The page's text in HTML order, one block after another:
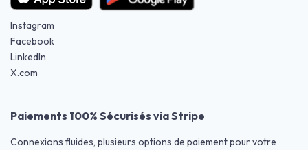
Instagram
Facebook
LinkedIn
X.com
Paiements 100% Sécurisés via Stripe
Connexions fluides, plusieurs options de paiement pour votre